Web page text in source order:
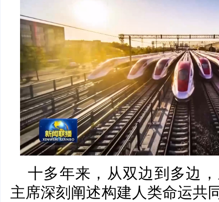
十多年来，从双边到多边
主席深刻阐述构建人类命运共